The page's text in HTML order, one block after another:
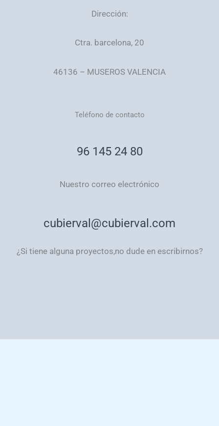
Dirección:
Ctra. barcelona, 20
46136 – MUSEROS VALENCIA
Teléfono de contacto
96 145 24 80
Nuestro correo electrónico
cubierval@cubierval.com
¿Si tiene alguna proyectos,no dude en escribirnos?